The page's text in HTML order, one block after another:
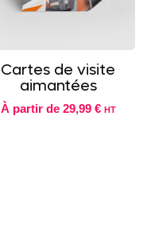
Cartes de visite
aimantées
À partir de 29,99 € HT